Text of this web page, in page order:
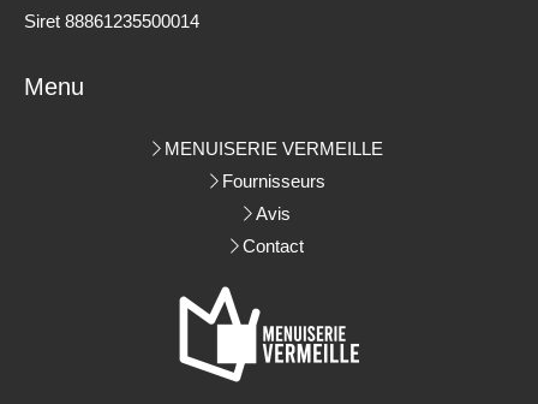
Siret 88861235500014
Menu
MENUISERIE VERMEILLE
Fournisseurs
Avis
Contact